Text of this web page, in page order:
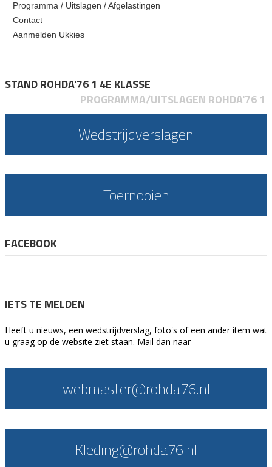
Programma / Uitslagen / Afgelastingen
Contact
Aanmelden Ukkies
STAND ROHDA'76 1 4E KLASSE
PROGRAMMA/UITSLAGEN ROHDA'76 1
Wedstrijdverslagen
Toernooien
FACEBOOK
IETS TE MELDEN
Heeft u nieuws, een wedstrijdverslag, foto's of een ander item wat
u graag op de website ziet staan. Mail dan naar
webmaster@rohda76.nl
Kleding@rohda76.nl